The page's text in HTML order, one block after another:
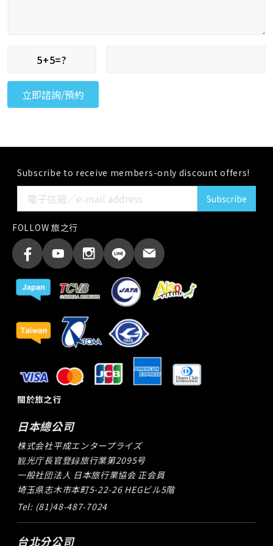
5+5=?
關於旅之行
日本總公司
株式会社平成エンタープライズ
観光庁長官登録旅行業第2095号
一般社団法人 日本旅行業協会 正会員
埼玉県志木市本町5-22-26 HEGビル5階
Tel: (81)48-487-7024
台北分公司
Subscribe to receive members-only discount offers!
Subscribe
FOLLOW 旅之行